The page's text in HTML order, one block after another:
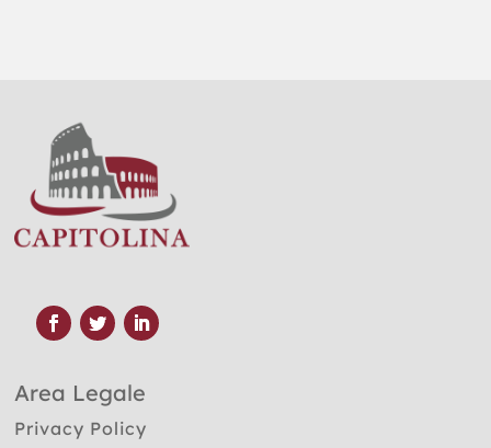
Area Legale
Privacy Policy